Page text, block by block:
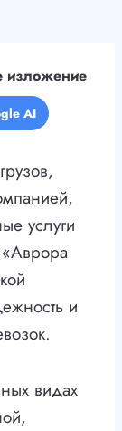
изложение
AI
услуги
и
видах